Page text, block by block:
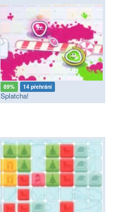
89% 14 přehrání
Splatcha!